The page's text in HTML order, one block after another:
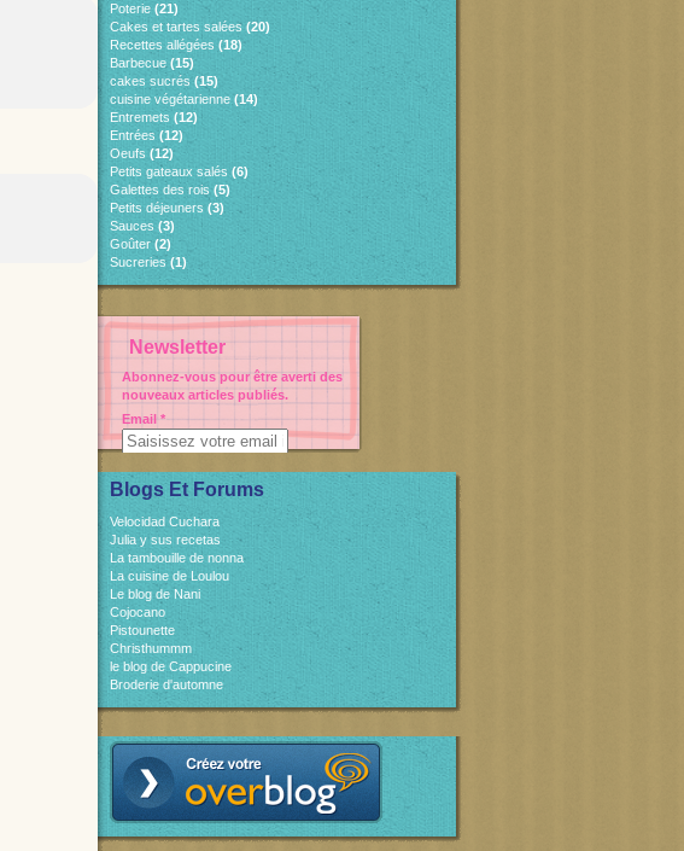
Poterie (21)
Cakes et tartes salées (20)
Recettes allégées (18)
Barbecue (15)
cakes sucrés (15)
cuisine végétarienne (14)
Entremets (12)
Entrées (12)
Oeufs (12)
Petits gateaux salés (6)
Galettes des rois (5)
Petits déjeuners (3)
Sauces (3)
Goûter(2)
Sucreries (1)
Newsletter
Abonnez-vous pour être averti des
nouveaux articles publiés.
Email
Blogs Et Forums
Velocidad Cuchara
Julia y sus recetas
La tambouille de nonna
La cuisine de Loulou
Le blog de Nani
Cojocano
Pistounette
Christhummm
le blog de Cappucine
Broderie d'automne